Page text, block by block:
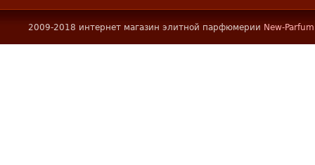
2009-2018 интернет магазин элитной парфюмерии New-